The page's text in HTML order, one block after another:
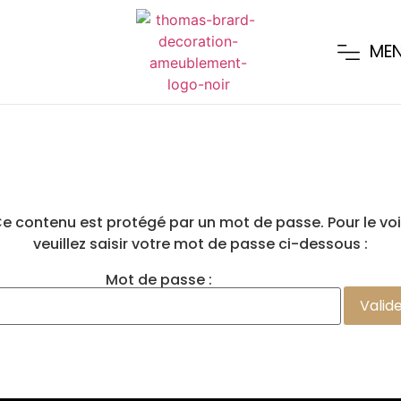
contenu est protégé par un mot de passe. Pour le
veuillez saisir votre mot de passe ci-dessous :
Mot de passe :